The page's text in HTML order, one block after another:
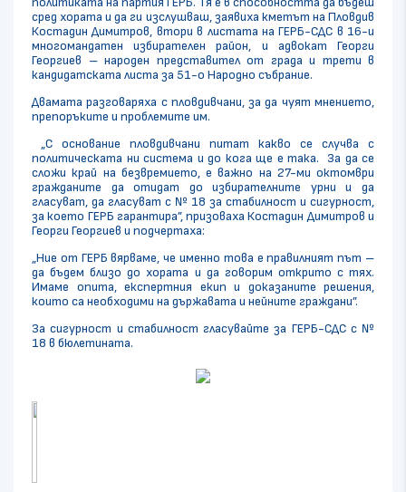
сред хората и да ги изслушваш, заявиха кметът на Пловдив
Костадин Димитров, втори в листата на ГЕРБ-СДС в 16-и
многомандатен избирателен район, и адвокат Георги
Георгиев – народен представител от града и трети в
кандидатската листа за 51-о Народно събрание.
Двамата разговаряха с пловдивчани, за да чуят мнението,
препоръките и проблемите им.
„С основание пловдивчани питат какво се случва с
политическата ни система и до кога ще е така. За да се
сложи край на безвремието, е важно на 27-ми октомври
гражданите да отидат до избирателните урни и да
гласуват, да гласуват с № 18 за стабилност и сигурност,
за което ГЕРБ гарантира”, призоваха Костадин Димитров и
Георги Георгиев и подчертаха:
„Ние от ГЕРБ вярваме, че именно това е правилният път –
да бъдем близо до хората и да говорим открито с тях.
Имаме опита, експертния екип и доказаните решения,
които са необходими на държавата и нейните граждани”.
За сигурност и стабилност гласувайте за ГЕРБ-СДС с №
18 в бюлетината.